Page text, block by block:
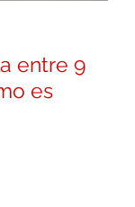
entre 9
es